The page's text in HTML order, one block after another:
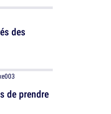
des
de prendre